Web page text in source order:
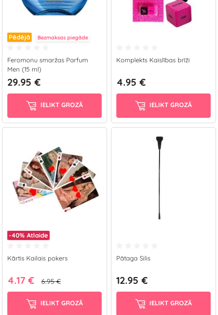
Pēdējā Bezmaksas piegāde
Feromonu smaržas Parfum
Men (15 ml)
29.95 €
IELIKT GROZĀ
Komplekts Kaislības brīži
4.95 €
IELIKT GROZĀ
-40% Atlaide
Kārtis Kailais pokers
4.17 € 6.95 €
IELIKT GROZĀ
Pātaga Silis
12.95 €
IELIKT GROZĀ